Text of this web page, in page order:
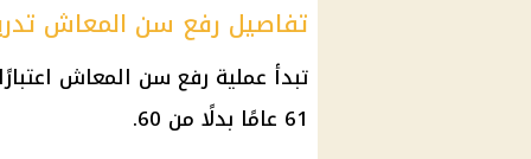
تفاصيل رفع سن المعاش
61 عامًا بدلًا من 60.